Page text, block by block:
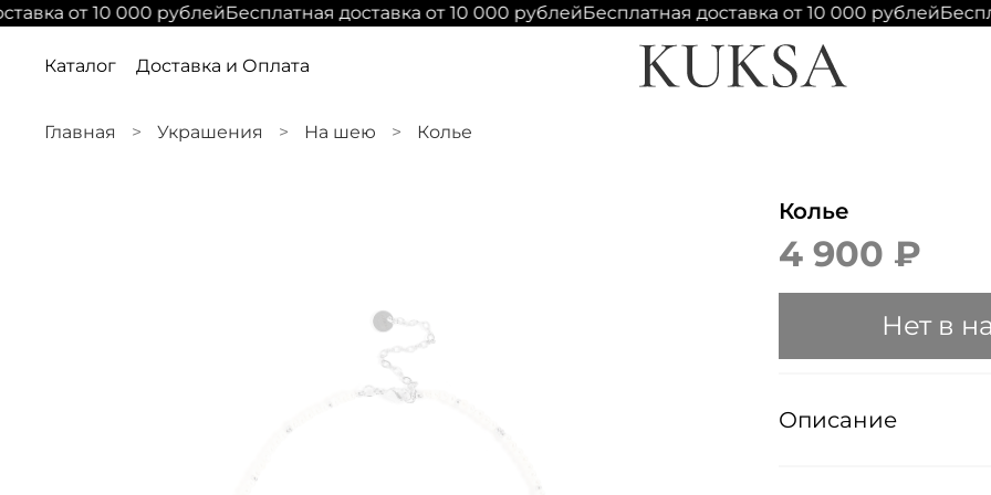
от 10 000 рублейБесплатная доставка от 10 000 рублейБесплатная доставка от 10 000 рублей
Каталог Доставка и Оплата
Главная Украшения На шею Колье
Колье
4 900 ₽
Нет в
Описание